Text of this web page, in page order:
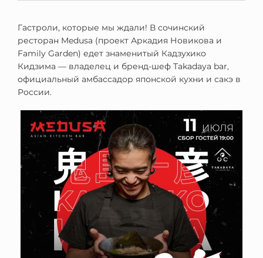
Гастроли, которые мы ждали! В сочинский
ресторан Medusa (проект Аркадия Новикова и
Family Garden) едет знаменитый Кадзухико
Кидзима — владелец и бренд-шеф Takadaya bar,
официальный амбассадор японской кухни и сакэ в
России.